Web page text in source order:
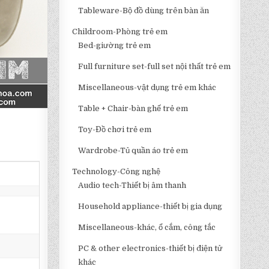
Tableware-Bộ đồ dùng trên bàn ăn
Childroom-Phòng trẻ em
Bed-giường trẻ em
Full furniture set-full set nội thất trẻ em
Miscellaneous-vật dụng trẻ em khác
Table + Chair-bàn ghế trẻ em
Toy-Đồ chơi trẻ em
Wardrobe-Tủ quần áo trẻ em
Technology-Công nghệ
Audio tech-Thiết bị âm thanh
Household appliance-thiết bị gia dụng
Miscellaneous-khác, ổ cắm, công tắc
PC & other electronics-thiết bị điện tử
khác